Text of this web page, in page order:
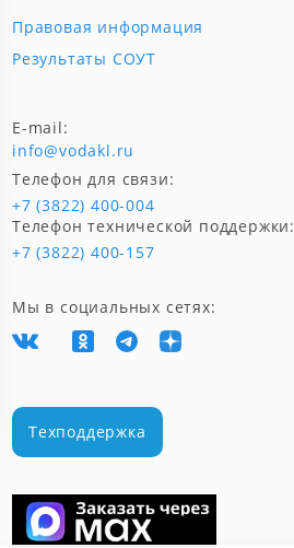
Правовая информация
Результаты СОУТ
Телефон для связи:
+7 (3822) 400-004
Телефон технической поддержки:
+7 (3822) 400-157
E-mail:
info@vodakl.ru
Мы в социальных сетях:
Техподдержка